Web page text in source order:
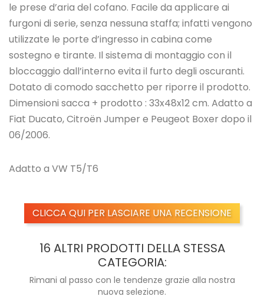
le prese d’aria del cofano. Facile da applicare ai
furgoni di serie, senza nessuna staffa; infatti vengono
utilizzate le porte d’ingresso in cabina come
sostegno e tirante. Il sistema di montaggio con il
bloccaggio dall’interno evita il furto degli oscuranti.
Dotato di comodo sacchetto per riporre il prodotto.
Dimensioni sacca + prodotto : 33x48x12 cm. Adatto a
Fiat Ducato,Citroën Jumper e Peugeot Boxer dopo il
06/2006.
Adatto a VW T5/T6
CLICCA QUI PER LASCIARE UNA RECENSIONE
16 ALTRI PRODOTTI DELLA STESSA
CATEGORIA:
Rimani al passo con le tendenze grazie alla nostra
nuova selezione.